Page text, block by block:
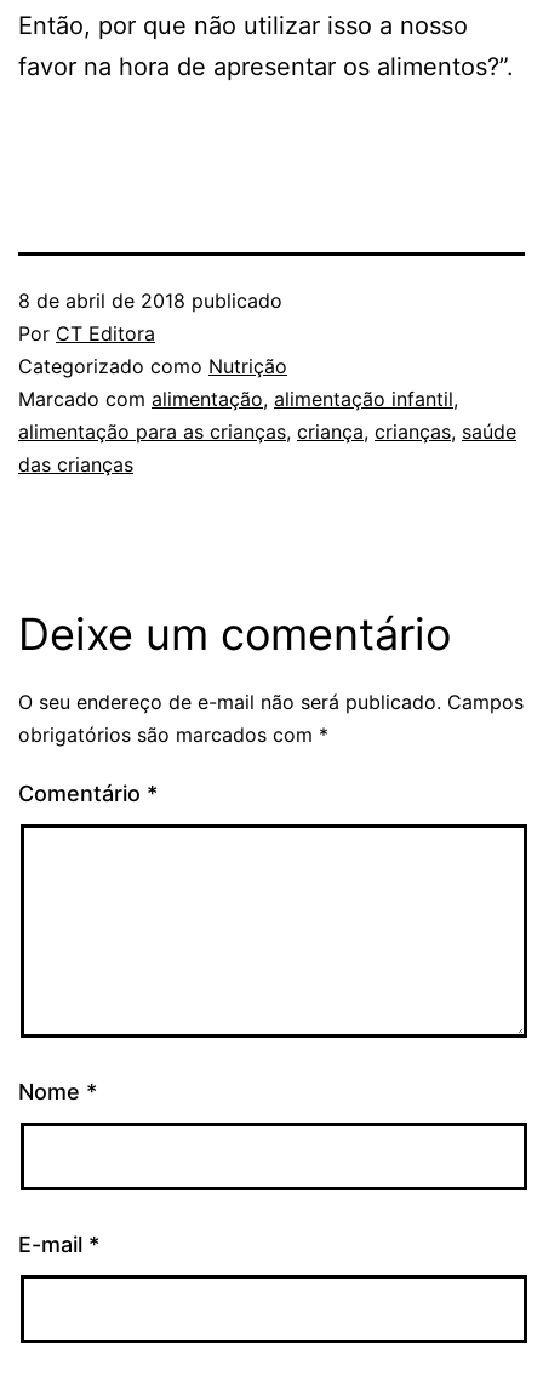
Então, por que não utilizar isso a nosso
favor na hora de apresentar os alimentos?”.
8 de abril de 2018 publicado
Por CT Editora
Categorizado como Nutrição
Marcado com alimentação, alimentação infantil,
alimentação para as crianças, criança, crianças, saúde
das crianças
Deixe um comentário
O seu endereço de e-mail não será publicado. Campos
obrigatórios são marcados com *
Comentário *
Nome *
E-mail *